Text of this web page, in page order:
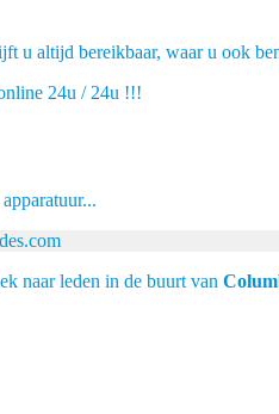
u altijd bereikbaar, waar u ook
24u / 24u !!!
naar leden in de buurt van